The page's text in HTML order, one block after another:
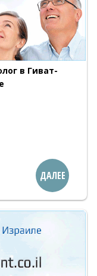
в Гиват-
ДАЛЕЕ